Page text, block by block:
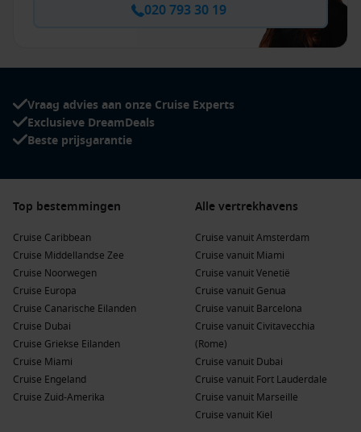
020 793 30 19
Vraag advies aan onze Cruise Experts
Exclusieve DreamDeals
Beste prijsgarantie
Top bestemmingen
Cruise Caribbean
Cruise Middellandse Zee
Cruise Noorwegen
Cruise Europa
Cruise Canarische Eilanden
Cruise Dubai
Cruise Griekse Eilanden
Cruise Miami
Cruise Engeland
Cruise Zuid-Amerika
Alle vertrekhavens
Cruise vanuit Amsterdam
Cruise vanuit Miami
Cruise vanuit Venetië
Cruise vanuit Genua
Cruise vanuit Barcelona
Cruise vanuit Civitavecchia
(Rome)
Cruise vanuit Dubai
Cruise vanuit Fort Lauderdale
Cruise vanuit Marseille
Cruise vanuit Kiel